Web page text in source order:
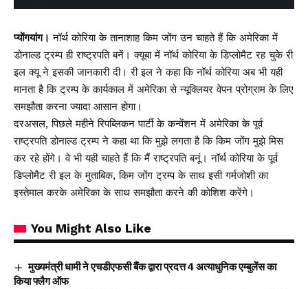
प्योंगयांग। नॉर्थ कोरिया के तानाशाह किम जोंग उन चाहते हैं कि अमेरिका में
डोनाल्ड ट्रम्प ही राष्ट्रपति बनें। क्यूबा में नॉर्थ कोरिया के डिप्लोमैट रह चुके री
इल क्यू ने इसकी जानकारी दी। री इल ने कहा कि नॉर्थ कोरिया अब भी यही
मानता है कि ट्रम्प के कार्यकाल में अमेरिका से न्यूक्लियर वेपन प्रोग्राम के लिए
समझौता करना ज्यादा आसान होगा।
दरअसल, पिछले महीने रिपब्लिकन पार्टी के कन्वेंशन में अमेरिका के पूर्व
राष्ट्रपति डोनाल्ड ट्रम्प ने कहा था कि मुझे लगता है कि किम जोंग मुझे मिस
कर रहे होंगे। वे भी यही चाहते हैं कि मैं राष्ट्रपति बनूं। नॉर्थ कोरिया के पूर्व
डिप्लोमैट री इल के मुताबिक, किम जोंग ट्रम्प के साथ इसी गर्मजोशी का
इस्तेमाल करके अमेरिका के साथ समझौता करने की कोशिश करेंगे।
You Might Also Like
मुख्यमंत्री धामी ने एचडीएफसी बैंक द्वारा प्रदत्त 4 अत्याधुनिक एम्बुलेंस का
किया फ्लैग ऑफ